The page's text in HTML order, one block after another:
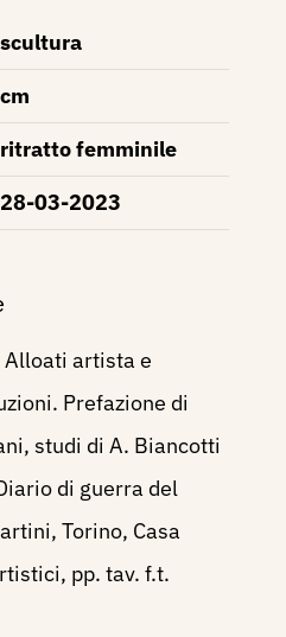
scultura
cm
ritratto femminile
28-03-2023
artista e
Prefazione di
studi di A. Biancotti
di guerra del
Torino, Casa
pp. tav. f.t.